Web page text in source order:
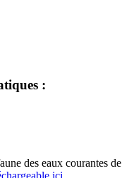
:
des eaux courantes de